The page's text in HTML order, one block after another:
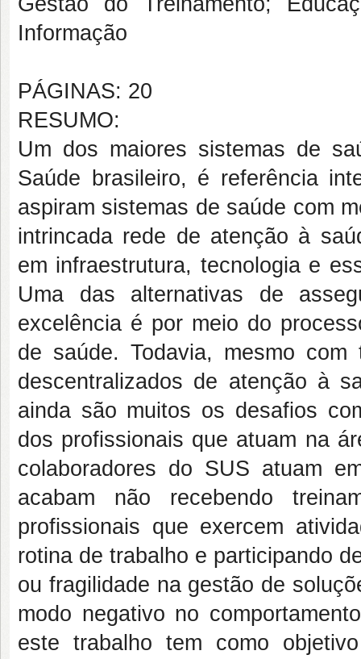
Informação
PÁGINAS: 20
RESUMO:
Um dos maiores sistemas de
Saúde brasileiro, é referência
aspiram sistemas de saúde com
intrincada rede de atenção à
em infraestrutura, tecnologia e
Uma das alternativas de
excelência é por meio do
de saúde. Todavia, mesmo
descentralizados de atenção à
ainda são muitos os desafios
dos profissionais que atuam na
colaboradores do SUS atuam
acabam não recebendo
profissionais que exercem
rotina de trabalho e participando
ou fragilidade na gestão de
modo negativo no
este trabalho tem como